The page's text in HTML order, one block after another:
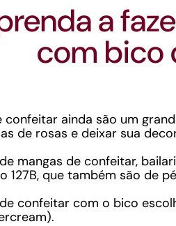
a
com bico
ainda são um
de rosas e deixar sua
mangas de confeitar,
127B, que também são de
confeitar com o bico